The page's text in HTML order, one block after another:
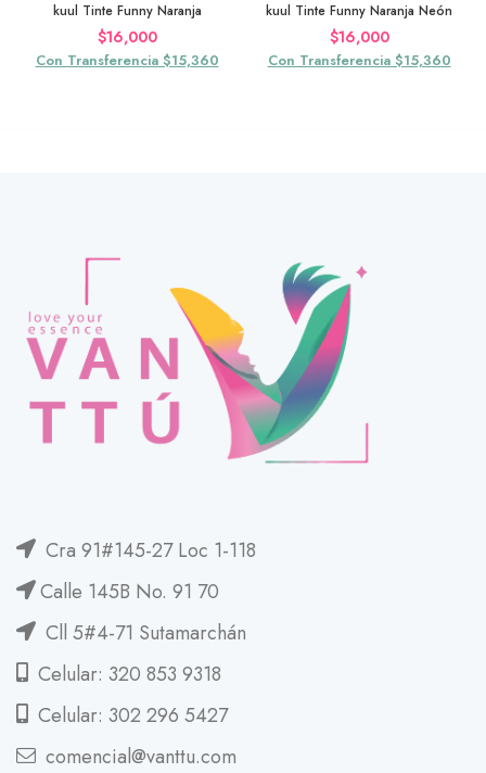
kuul Tinte Funny Naranja
$16,000
Con Transferencia $15,360
kuul Tinte Funny Naranja Neón
$16,000
Con Transferencia $15,360
Cra 91#145-27 Loc 1-118
Calle 145B No. 91 70
Cll 5#4-71 Sutamarchán
Celular: 320 853 9318
Celular: 302 296 5427
comencial@vanttu.com